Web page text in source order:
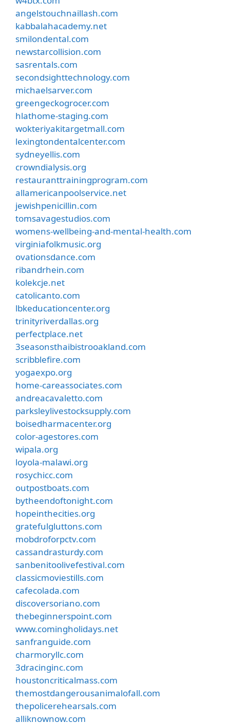
angelstouchnaillash.com
kabbalahacademy.net
smilondental.com
newstarcollision.com
sasrentals.com
secondsighttechnology.com
michaelsarver.com
greengeckogrocer.com
hlathome-staging.com
wokteriyakitargetmall.com
lexingtondentalcenter.com
sydneyellis.com
crowndialysis.org
restauranttrainingprogram.com
allamericanpoolservice.net
jewishpenicillin.com
tomsavagestudios.com
womens-wellbeing-and-mental-health.com
virginiafolkmusic.org
ovationsdance.com
ribandrhein.com
kolekcje.net
catolicanto.com
lbkeducationcenter.org
trinityriverdallas.org
perfectplace.net
3seasonsthaibistrooakland.com
scribblefire.com
yogaexpo.org
home-careassociates.com
andreacavaletto.com
parksleylivestocksupply.com
boisedharmacenter.org
color-agestores.com
wipala.org
loyola-malawi.org
rosychicc.com
outpostboats.com
bytheendoftonight.com
hopeinthecities.org
gratefulgluttons.com
mobdroforpctv.com
cassandrasturdy.com
sanbenitoolivefestival.com
classicmoviestills.com
cafecolada.com
discoversoriano.com
thebeginnerspoint.com
www.comingholidays.net
sanfranguide.com
charmoryllc.com
3dracinginc.com
houstoncriticalmass.com
themostdangerousanimalofall.com
thepolicerehearsals.com
alliknownow.com